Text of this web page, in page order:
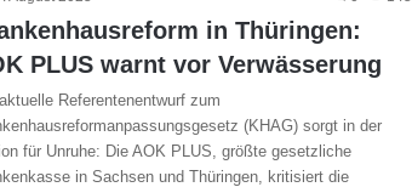
in Thüringen:
PLUS warnt vor Verwässerung
Referentenentwurf zum
(KHAG) sorgt in der
für Unruhe: Die AOK PLUS, größte gesetzliche
in Sachsen und Thüringen, kritisiert die